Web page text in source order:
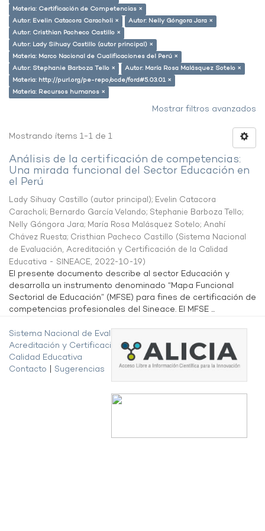
Materia: Certificación de Competencias ×
Autor: Evelin Catacora Caracholi ×
Autor: Nelly Góngora Jara ×
Autor: Cristhian Pacheco Castillo ×
Autor: Lady Sihuay Castillo (autor principal) ×
Materia: Marco Nacional de Cualificaciones del Perú ×
Autor: Stephanie Barboza Tello ×
Autor: María Rosa Malásquez Sotelo ×
Materia: http://purl.org/pe-repo/ocde/ford#5.03.01 ×
Materia: Recursos humanos ×
Mostrar filtros avanzados
Mostrando ítems 1-1 de 1
Análisis de la certificación de competencias:
Una mirada funcional del Sector Educación en
el Perú
Lady Sihuay Castillo (autor principal); Evelin Catacora
Caracholi; Bernardo García Velando; Stephanie Barboza Tello;
Nelly Góngora Jara; María Rosa Malásquez Sotelo; Anahí
Chávez Ruesta; Cristhian Pacheco Castillo (Sistema Nacional
de Evaluación, Acreditación y Certificación de la Calidad
Educativa - SINEACE, 2022-10-19)
El presente documento describe al sector Educación y
desarrolla un instrumento denominado “Mapa Funcional
Sectorial de Educación” (MFSE) para fines de certificación de
competencias profesionales del Sineace. El MFSE ...
Sistema Nacional de Evaluación,
Acreditación y Certificación de la
Calidad Educativa
Contacto
Sugerencias